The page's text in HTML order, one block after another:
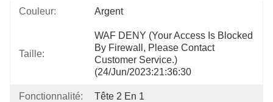
Couleur: Argent
Taille:
WAF DENY (Your Access Is Blocked
By Firewall, Please Contact
Customer Service.)
(24/Jun/2023:21:36:30
Fonctionnalité: Tête 2 En 1